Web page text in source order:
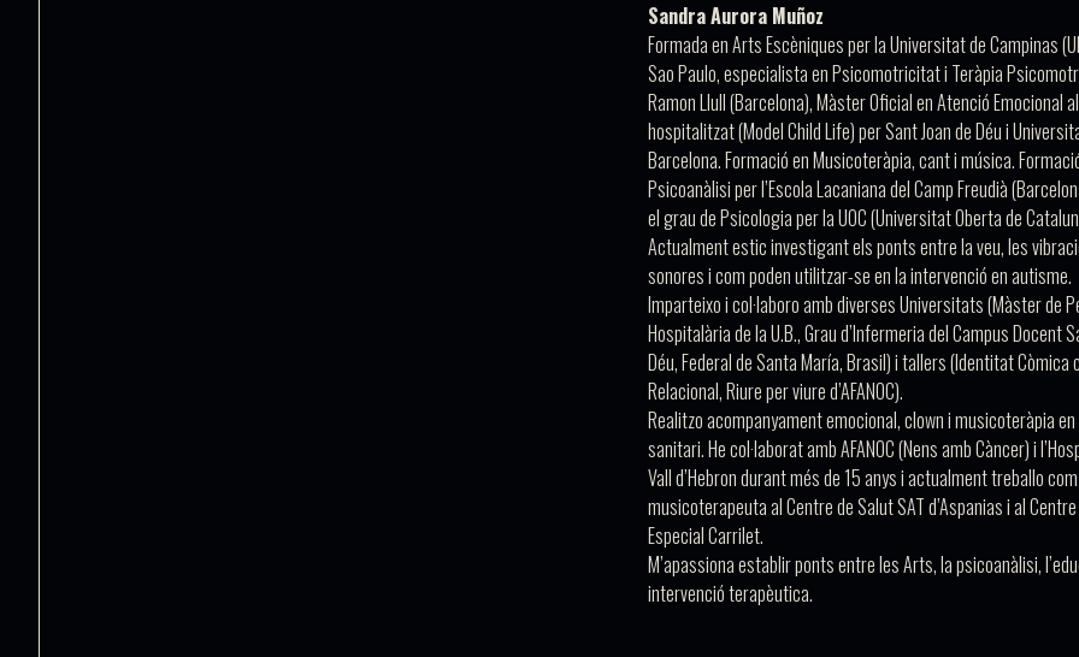
Sandra Aurora Muñoz
Formada en Arts Escèniques per la Universitat de Campinas
Sao Paulo, especialista en Psicomotricitat i Teràpia
Ramon Llull (Barcelona), Màster Oficial en Atenció Emocional
hospitalitzat (Model Child Life) per Sant Joan de Déu i
Barcelona. Formació en Musicoteràpia, cant i música.
Psicoanàlisi per l’Escola Lacaniana del Camp Freudià
el grau de Psicologia per la UOC (Universitat Oberta de
Actualment estic investigant els ponts entre la veu, les
sonores i com poden utilitzar-se en la intervenció en autisme.
Imparteixo i col·laboro amb diverses Universitats (Màster de
Hospitalària de la U.B., Grau d’Infermeria del Campus Docent
Déu, Federal de Santa María, Brasil) i tallers (Identitat Còmica
Relacional, Riure per viure d’AFANOC).
Realitzo acompanyament emocional, clown i musicoteràpia en
sanitari. He col·laborat ambAFANOC (Nens amb Càncer)i
Vall d’Hebron durant més de 15 anys i actualment treballo
musicoterapeuta al Centre de Salut SAT d’Aspanias i al Centre
Especial Carrilet.
M’apassiona establir ponts entre les Arts, la psicoanàlisi,
intervenció terapèutica.